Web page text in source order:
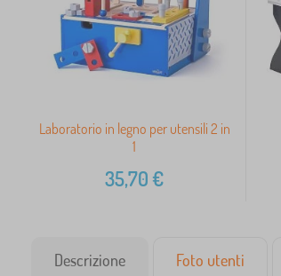
Laboratorio in legno per utensili 2 in
1
35,70€
Descrizione Foto utenti